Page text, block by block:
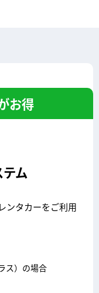
お得
ム
ンタカーをご利用
ス）の場合